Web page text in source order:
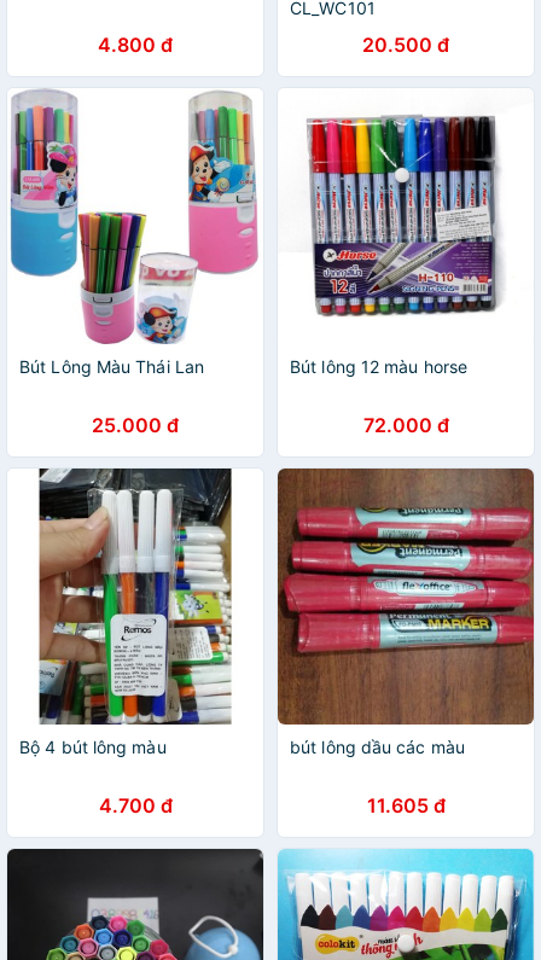
4.800 đ
CL_WC101
20.500 đ
Bút Lông Màu Thái Lan
25.000 đ
Bút lông 12 màu horse
72.000 đ
Bộ 4 bút lông màu
4.700 đ
bút lông dầu các màu
11.605 đ